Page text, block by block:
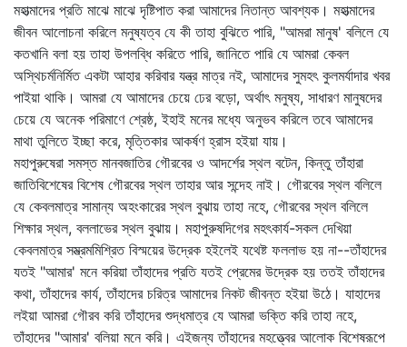
মহাত্মাদের প্রতি মাঝে মাঝে দৃষ্টিপাত করা আমাদের নিতান্ত আবশ্যক। মহাত্মাদের
জীবন আলোচনা করিলে মনুষ্যত্ব যে কী তাহা বুঝিতে পারি, "আমরা মানুষ' বলিলে যে
কতখানি বলা হয় তাহা উপলব্ধি করিতে পারি, জানিতে পারি যে আমরা কেবল
অস্থিচর্মনির্মিত একটা আহার করিবার যন্ত্র মাত্র নই, আমাদের সুমহৎ কুলমর্যাদার খবর
পাইয়া থাকি। আমরা যে আমাদের চেয়ে ঢের বড়ো, অর্থাৎ মনুষ্য, সাধারণ মানুষদের
চেয়ে যে অনেক পরিমাণে শ্রেষ্ঠ, ইহাই মনের মধ্যে অনুভব করিলে তবে আমাদের
মাথা তুলিতে ইচ্ছা করে, মৃত্তিকার আকর্ষণ হ্রাস হইয়া যায়।
মহাপুরুষেরা সমস্ত মানবজাতির গৌরবের ও আদর্শের স্থল বটেন, কিন্তু তাঁহারা
জাতিবিশেষের বিশেষ গৌরবের স্থল তাহার আর সন্দেহ নাই। গৌরবের স্থল বলিলে
যে কেবলমাত্র সামান্য অহংকারের স্থল বুঝায় তাহা নহে, গৌরবের স্থল বলিলে
শিক্ষার স্থল, বললাভের স্থল বুঝায়। মহাপুরুষদিগের মহৎকার্য-সকল দেখিয়া
কেবলমাত্র সম্ভ্রমমিশ্রিত বিস্ময়ের উদ্রেক হইলেই যথেষ্ট ফললাভ হয় না--তাঁহাদের
যতই "আমার' মনে করিয়া তাঁহাদের প্রতি যতই প্রেমের উদ্রেক হয় ততই তাঁহাদের
কথা, তাঁহাদের কার্য, তাঁহাদের চরিত্র আমাদের নিকট জীবন্ত হইয়া উঠে। যাহাদের
লইয়া আমরা গৌরব করি তাঁহাদের শুদ্ধমাত্র যে আমরা ভক্তি করি তাহা নহে,
তাঁহাদের "আমার' বলিয়া মনে করি। এইজন্য তাঁহাদের মহত্ত্বের আলোক বিশেষরূপে